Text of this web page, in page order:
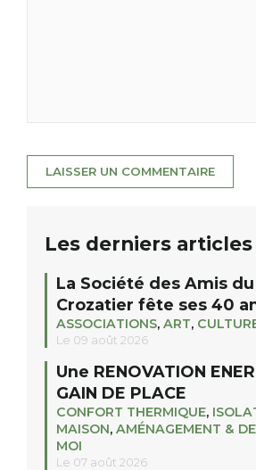
Les derniers articles
La Société des Amis
Crozatier fête ses 40
ASSOCIATIONS, ART,
Le 09 août 2026
Une RENOVATION
GAIN DE PLACE
CONFORT THERMIQUE,
MAISON, AMÉNAGEMENT &
MOI
Le 07 août 2026